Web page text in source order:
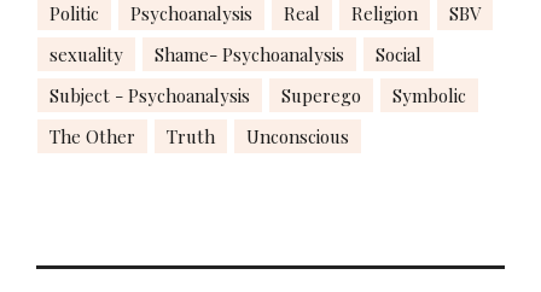
Politic Psychoanalysis Real Religion
SBV
sexuality
Shame- Psychoanalysis
Social
Subject - Psychoanalysis
Superego
Symbolic
The Other
Truth Unconscious